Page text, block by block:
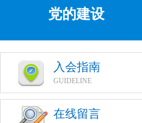
党的建设
入会指南
GUIDELINE
在线留言